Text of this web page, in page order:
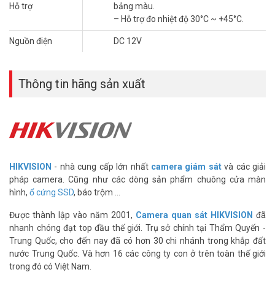
Thông số kỹ thuật camera IP ảnh nhiệt
Hikvision DS-2TD2617B-6/PA
– Camera tầm nhiệt chất lượng.
– Phạm vi：30-45℃
– Thermal：160 × 120.
– Lens: 6mm.
– Optical：2688 × 1520.
– Ống kính: 8mm.
– Khoảng cách mặt：1.5~2.5m.
– Bảo hành: 24 tháng.
>> Xem thêm:Camera giám sát|Thiết bị camera an ninh
Giải pháp thiết bị đo ảnh nhiệt HIKVISION bao gồm:
Hỗ trợ
bảng màu.
– Hỗ trợ đo nhiệt độ 30°C ~ +45°C.
Nguồn điện DC 12V
Thông tin hãng sản xuất
HIKVISION - nhà cung cấp lớn nhất camera giám sátvà các giải
pháp camera. Cũng như các dòng sản phẩm chuông cửa màn
hình, ổ cứng SSD, báo trộm ...
Được thành lập vào năm 2001, Camera quan sát HIKVISION đã
nhanh chóng đạt top đầu thế giới. Trụ sở chính tại Thẩm Quyến -
Trung Quốc, cho đến nay đã có hơn 30 chi nhánh trong khắp đất
nước Trung Quốc. Và hơn 16 các công ty con ở trên toàn thế giới
trong đó có Việt Nam.